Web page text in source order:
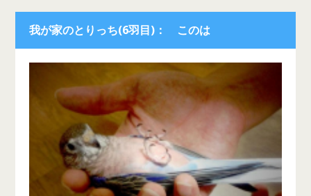
我が家のとりっち(6羽目)： このは